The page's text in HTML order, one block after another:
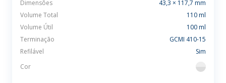
Dimensões
43,3 × 117,7 mm
Volume Total
110 ml
Volume Útil
100 ml
Terminação
GCMI 410-15
Refilável
Sim
Cor
flint